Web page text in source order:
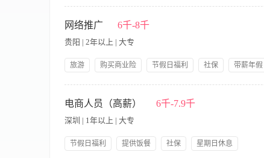
站、问答平台等及其它推广方式; 4、熟练操作常用的网页制
活动,所用关键字,更新频度等,与我公司相同关键字排名的比
和知名度、公司品牌知名度和美誉度,运用多种网络推广手段
务;定期或不定期的进行网站推广效果跟踪、评估、制作网络
优化和推广,熟悉网络推广(论坛发帖、社区、 email QQ 聊天
规则和网站优化技巧,熟悉 SEO Search Engine Optimiz 熟悉
好网站的 seo 工作:诸如关键字优化, meta 标签优化,每个网页
网络推广 6千-8千
贵阳 | 2年以上 | 大专
旅游 购买商业险 节假日福利 社保
带薪年假
络推广(论坛发帖、社区、 email QQ 聊天等)方式,综合应用
巧,熟悉 seo 原理和实施方法、诸如关键字优化, meta 标签优
入
电商人员（高薪） 6千-7.9千
深圳 | 1年以上 | 大专
节假日福利 提供饭餐 社保
星期日休息